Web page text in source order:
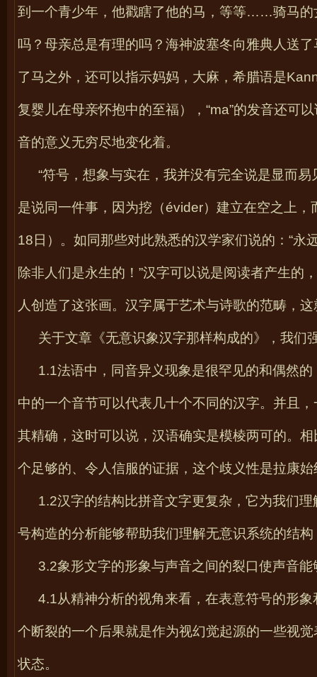
到一个青少年，他戳瞎了他的马，等等……骑马的
吗？母亲总是有理的吗？海神波塞冬向雅典人送
了马之外，还可以指示妈妈，大麻，希腊语是
复婴儿在母亲怀抱中的至福），“ma”的发音还可
音的意义无穷尽地变化着。
“符号，想象与实在，我并没有完全说是显而易
是说同一件事，因为挖（évider）建立在空之上，
18 日）。如同那些对此熟悉的汉学家们说的：“
除非人们是永生的！”汉字可以说是阅读者产生的
人创造了这张画。汉字属于艺术与诗歌的范畴，
关于文章《无意识象汉字那样构成的》，我们
1.1法语中，同音异义现象是很罕见的和偶然
中的一个音节可以代表几十个不同的汉字。并且
其精确，这时可以说，汉语确实是模棱两可的。
个足够的、令人信服的证据，这个歧义性是拉康
1.2汉字的结构比拼音文字更复杂，它为我们
号构造的分析能够帮助我们理解无意识系统的结
3.2象形文字的形象与声音之间的裂口使声音
4.1从精神分析的视角来看，在表意符号的形
个断裂的一个后果就是作为视幻觉起源的一些视
状态。